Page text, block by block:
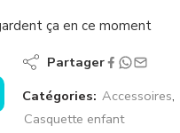
ça en ce moment
Partager
Catégories: Accessoires,
Casquette enfant